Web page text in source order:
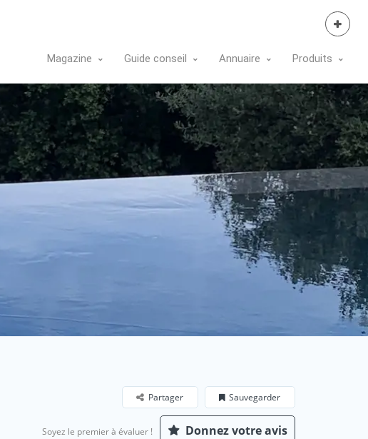
Magazine Guide conseil Annuaire Produits
Sauvegarder
Partager
Soyez le premier à évaluer ! Donnez votre avis